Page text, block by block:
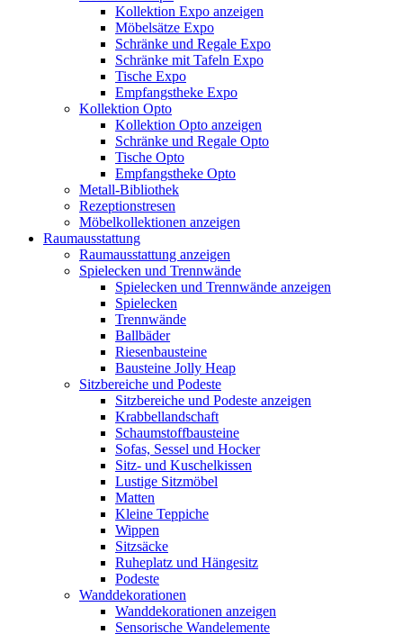
Kollektion Expo anzeigen
Möbelsätze Expo
Schränke und Regale Expo
Schränke mit Tafeln Expo
Tische Expo
Empfangstheke Expo
Kollektion Opto
Kollektion Opto anzeigen
Schränke und Regale Opto
Tische Opto
Empfangstheke Opto
Metall-Bibliothek
Rezeptionstresen
Möbelkollektionen anzeigen
Raumausstattung
Raumausstattung anzeigen
Spielecken und Trennwände
Spielecken und Trennwände anzeigen
Spielecken
Trennwände
Ballbäder
Riesenbausteine
Bausteine Jolly Heap
Sitzbereiche und Podeste
Sitzbereiche und Podeste anzeigen
Krabbellandschaft
Schaumstoffbausteine
Sofas, Sessel und Hocker
Sitz- und Kuschelkissen
Lustige Sitzmöbel
Matten
Kleine Teppiche
Wippen
Sitzsäcke
Ruheplatz und Hängesitz
Podeste
Wanddekorationen
Wanddekorationen anzeigen
Sensorische Wandelemente